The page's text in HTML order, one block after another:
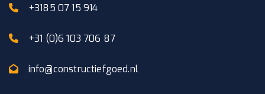
+3185 07 15 914
+31 (0)6 103 706 87
info@constructiefgoed.nl